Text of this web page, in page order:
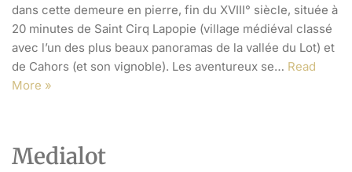
dans cette demeure en pierre, fin du XVIII° siècle, située à
20 minutes de Saint Cirq Lapopie (village médiéval classé
avec l’un des plus beaux panoramas de la vallée du Lot) et
de Cahors (et son vignoble). Les aventureux se… Read
More »
Medialot